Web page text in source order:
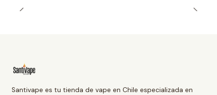
Santivape es tu tienda de vape en Chile especializada en